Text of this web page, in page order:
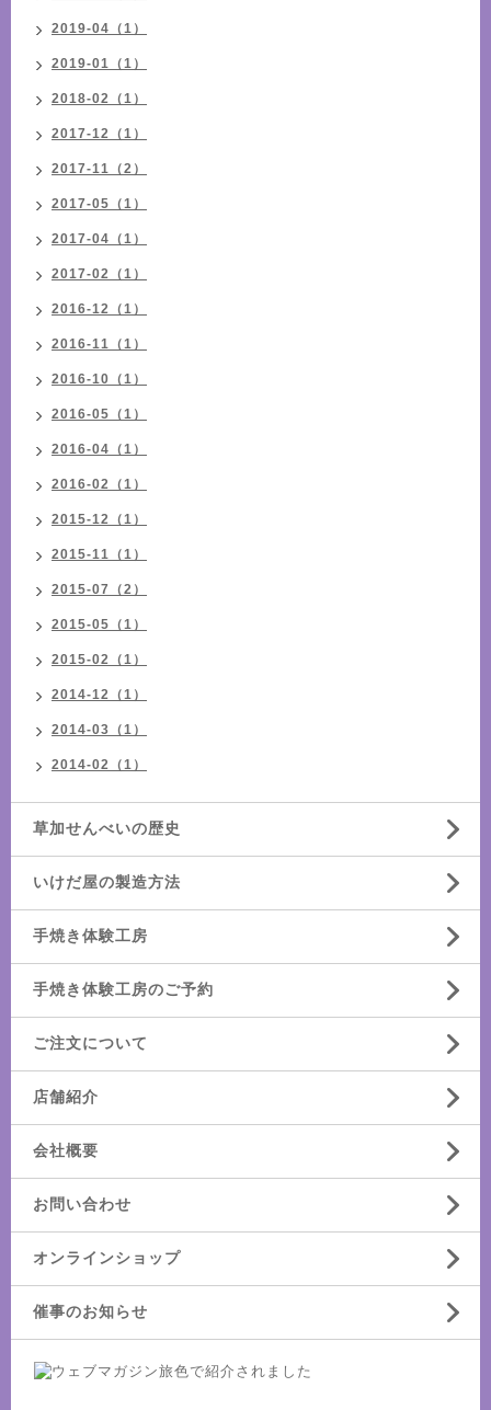
2019-04（1）
2019-01（1）
2018-02（1）
2017-12（1）
2017-11（2）
2017-05（1）
2017-04（1）
2017-02（1）
2016-12（1）
2016-11（1）
2016-10（1）
2016-05（1）
2016-04（1）
2016-02（1）
2015-12（1）
2015-11（1）
2015-07（2）
2015-05（1）
2015-02（1）
2014-12（1）
2014-03（1）
2014-02（1）
草加せんべいの歴史
いけだ屋の製造方法
手焼き体験工房
手焼き体験工房のご予約
ご注文について
店舗紹介
会社概要
お問い合わせ
オンラインショップ
催事のお知らせ